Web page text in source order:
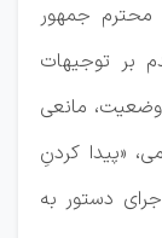
جمهور
بر توجیهات
مانعی
«پیدا کردنِ
دستور به